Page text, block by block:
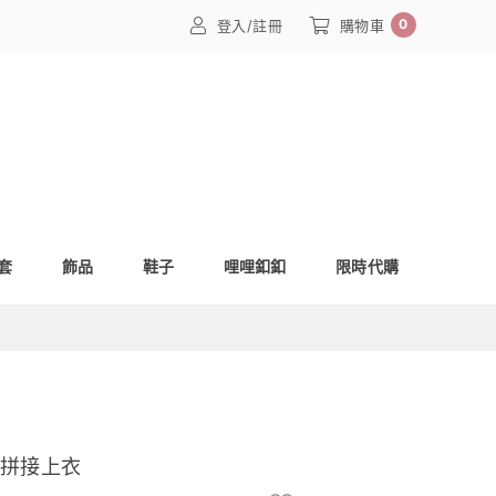
登入/註冊 購物車 0
飾品 鞋子 哩哩釦釦 限時代購
接上衣